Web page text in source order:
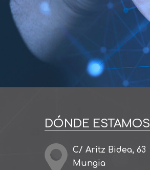
DÓNDE ESTAMOS
C/ Aritz Bidea, 63
Mungia